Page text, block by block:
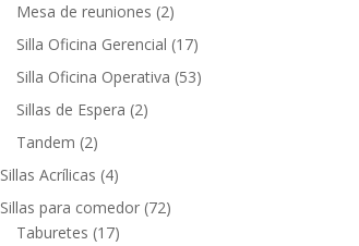
Mesa de reuniones (2)
Silla Oficina Gerencial (17)
Silla Oficina Operativa (53)
Sillas de Espera (2)
Tandem (2)
Sillas Acrílicas (4)
Sillas para comedor (72)
Taburetes (17)